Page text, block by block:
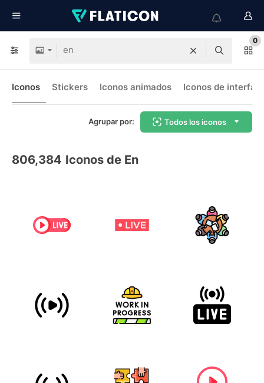
0
Iconos Stickers Iconos animados Iconos de interfaz
Agrupar por: Todos los iconos
806,384 Iconos de En